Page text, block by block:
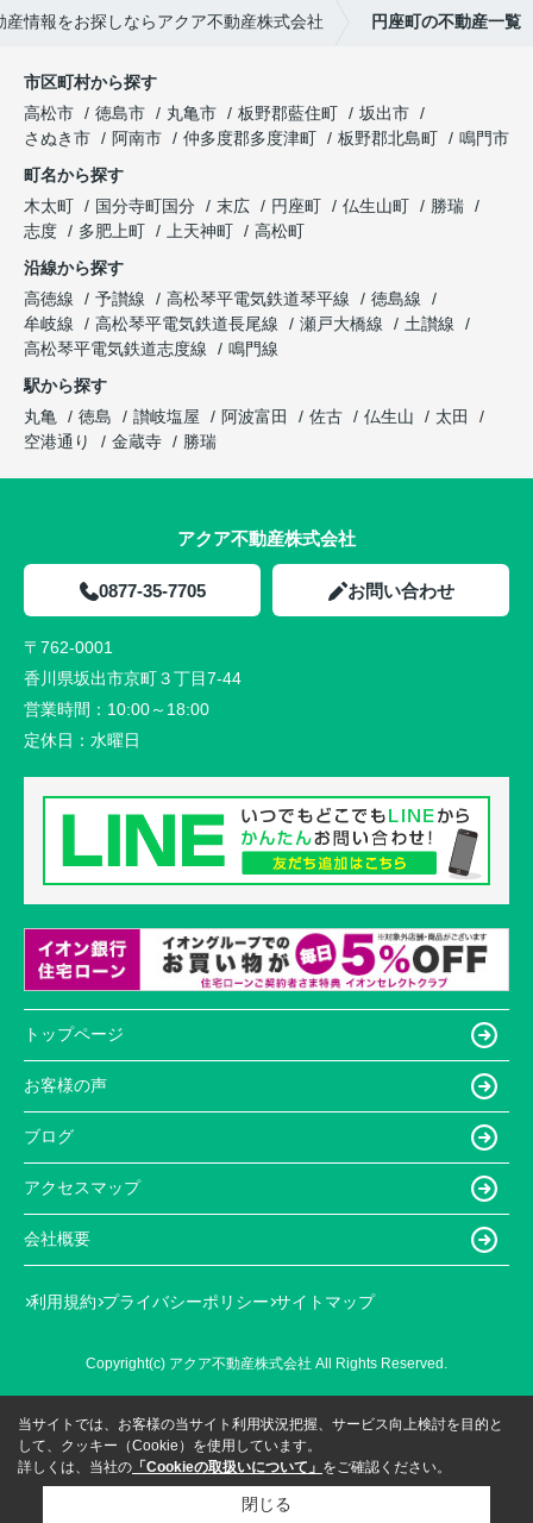
産情報をお探しならアクア不動産株式会社 円座町の不動産一覧
市区町村から探す
高松市
徳島市 丸亀市 板野郡藍住町
坂出市
さぬき市
阿南市 仲多度郡多度津町 板野郡北島町
鳴門市
町名から探す
木太町
国分寺町国分 末広 円座町 仏生山町
勝瑞
志度
多肥上町 上天神町
高松町
沿線から探す
高徳線
予讃線 高松琴平電気鉄道琴平線
徳島線
牟岐線
高松琴平電気鉄道長尾線 瀬戸大橋線
土讃線
高松琴平電気鉄道志度線
鳴門線
駅から探す
丸亀
徳島 讃岐塩屋 阿波富田 佐古 仏生山
太田
空港通り
金蔵寺 勝瑞
アクア不動産株式会社
0877-35-7705 お問い合わせ
〒762-0001
香川県坂出市京町３丁目7-44
営業時間： 10:00～18:00
定休日： 水曜日
トップページ
お客様の声
ブログ
アクセスマップ
会社概要
利用規約 プライバシーポリシー サイトマップ
Copyright(c) アクア不動産株式会社 All Rights Reserved.
当サイトでは、お客様の当サイト利用状況把握、サービス向上検討を目的と
して、クッキー（Cookie）を使用しています。
詳しくは、当社の 「Cookieの取扱いについて」 をご確認ください。
閉じる